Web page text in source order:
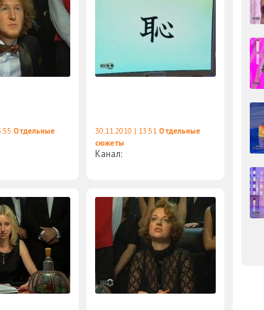
Отдельные
30.11.2010 | 13:51 Отдельные
сюжеты
Канал: